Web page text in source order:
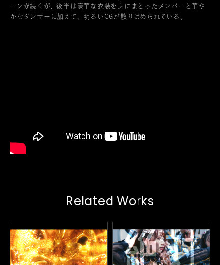
ーンが続くが、後半は豪華な衣装を身にまとったメンバーと華や
かなダンサーに加えて、明るいCGが散りばめられている。
Related Works